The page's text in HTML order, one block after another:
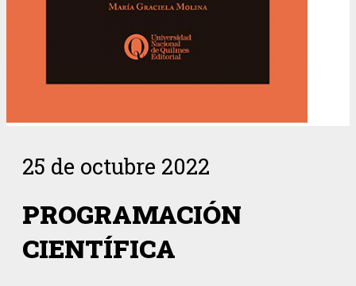
25 de octubre 2022
PROGRAMACIÓN
CIENTÍFICA